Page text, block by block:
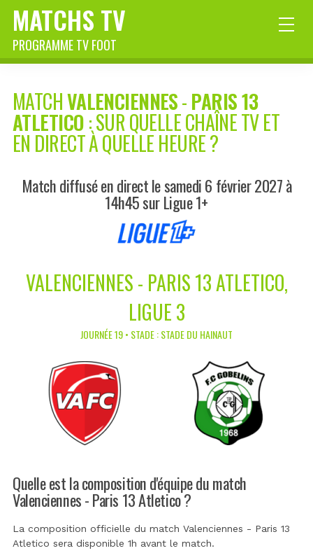
MATCHS TV
PROGRAMME TV FOOT
MATCHVALENCIENNES-PARIS 13
ATLETICO: SUR QUELLE CHAÎNE TV ET
EN DIRECT À QUELLE HEURE ?
Match diffusé en direct le samedi 6 février 2027 à
14h45 sur Ligue 1+
VALENCIENNES - PARIS 13 ATLETICO,
LIGUE 3
JOURNÉE 19 • STADE : STADE DU HAINAUT
Quelle est la composition d'équipe du match
Valenciennes - Paris 13 Atletico ?
La composition officielle du match Valenciennes - Paris 13
Atletico sera disponible 1h avant le match.